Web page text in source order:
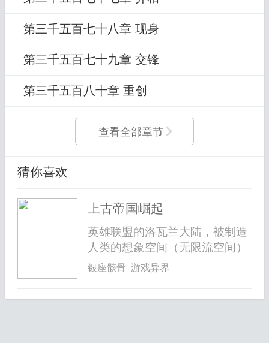
第三千五百七十八章 现身
第三千五百七十九章 交锋
第三千五百八十章 重创
查看全部章节
猜你喜欢
上古帝国崛起
英雄联盟的洛瓦兰大陆，被制造
人类的想象空间（无限流空间）
的银源...
银座骸骨 游戏异界